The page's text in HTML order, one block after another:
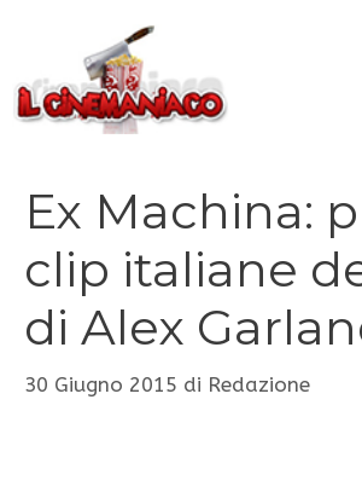
contenuto
Ex Machina:
clip italiane
di Alex
30 Giugno 2015 di Redazione